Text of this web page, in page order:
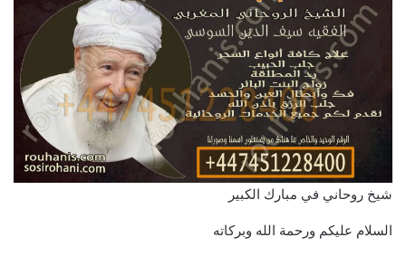
شيخ روحاني في مبارك الكبير
السلام عليكم ورحمة الله وبركاته